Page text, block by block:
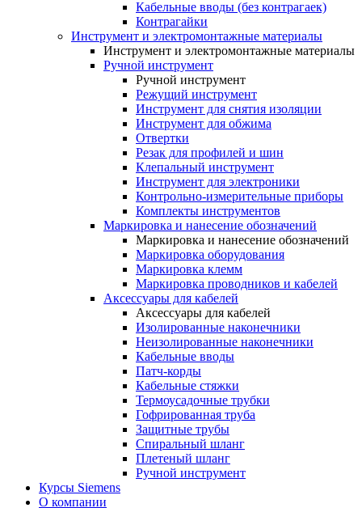
Кабельные вводы (без контрагаек)
Контрагайки
Инструмент и электромонтажные материалы
Инструмент и электромонтажные материалы
Ручной инструмент
Ручной инструмент
Режущий инструмент
Инструмент для снятия изоляции
Инструмент для обжима
Отвертки
Резак для профилей и шин
Клепальный инструмент
Инструмент для электроники
Контрольно-измерительные приборы
Комплекты инструментов
Маркировка и нанесение обозначений
Маркировка и нанесение обозначений
Маркировка оборудования
Маркировка клемм
Маркировка проводников и кабелей
Аксессуары для кабелей
Аксессуары для кабелей
Изолированные наконечники
Неизолированные наконечники
Кабельные вводы
Патч-корды
Кабельные стяжки
Термоусадочные трубки
Гофрированная труба
Защитные трубы
Спиральный шланг
Плетеный шланг
Ручной инструмент
Курсы Siemens
О компании